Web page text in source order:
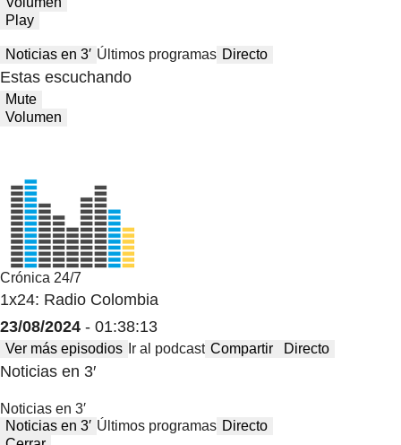
Play
Noticias en 3′ Últimos programas Directo
Estas escuchando
Mute
Volumen
Crónica 24/7
1x24: Radio Colombia
23/08/2024 - 01:38:13
Ver más episodios Ir al podcast Compartir Directo
Noticias en 3′
Noticias en 3′
Noticias en 3′ Últimos programas Directo